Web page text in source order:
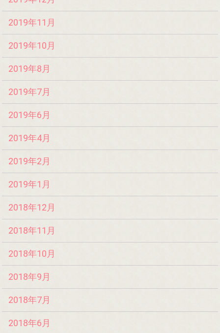
2019年11月
2019年10月
2019年8月
2019年7月
2019年6月
2019年4月
2019年2月
2019年1月
2018年12月
2018年11月
2018年10月
2018年9月
2018年7月
2018年6月